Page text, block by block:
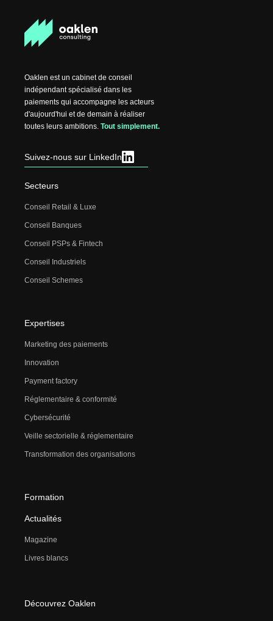
Oaklen est un cabinet de conseil
indépendant spécialisé dans les
paiements qui accompagne les acteurs
d'aujourd'hui et de demain à réaliser
toutes leurs ambitions. Tout simplement.
Suivez-nous sur LinkedIn
Secteurs
Conseil Retail & Luxe
Conseil Banques
Conseil PSPs & Fintech
Conseil Industriels
Conseil Schemes
Expertises
Marketing des paiements
Innovation
Payment factory
Réglementaire & conformité
Cybersécurité
Veille sectorielle & réglementaire
Transformation des organisations
Formation
Actualités
Magazine
Livres blancs
Découvrez Oaklen